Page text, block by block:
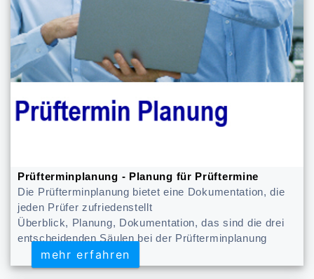
Prüfterminplanung - Planung für Prüftermine
Die Prüfterminplanung bietet eine Dokumentation, die
jeden Prüfer zufriedenstellt
Überblick, Planung, Dokumentation, das sind die drei
entscheidenden Säulen bei der Prüfterminplanung
mehr erfahren
mehr erfahren